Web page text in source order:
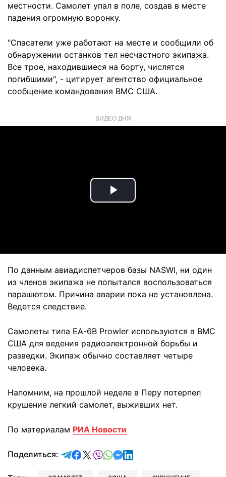
местности. Самолет упал в поле, создав в месте
падения огромную воронку.
"Спасатели уже работают на месте и сообщили об
обнаружении останков тел несчастного экипажа.
Все трое, находившиеся на борту, числятся
погибшими", - цитирует агентство официальное
сообщение командования ВМС США.
ВИДЕО ДНЯ
Play
По данным авиадиспетчеров базы NASWI, ни один
из членов экипажа не попытался воспользоваться
парашютом. Причина аварии пока не установлена.
Ведется следствие.
Самолеты типа EA-6B Prowler используются в ВМС
США для ведения радиоэлектронной борьбы и
разведки. Экипаж обычно составляет четыре
человека.
Напомним, на прошлой неделе в Перу потерпел
крушение легкий самолет, выживших нет.
По материалам РИА Новости
Поделиться: отправить в Telegram
поделиться в Facebook
поделиться в X
отправить в Viber
отправить в Whatsapp
отправить в Messenger
отправить в LinkedIn